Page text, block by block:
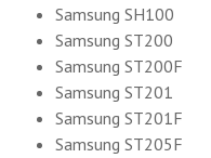
Samsung SH100
Samsung ST200
Samsung ST200F
Samsung ST201
Samsung ST201F
Samsung ST205F